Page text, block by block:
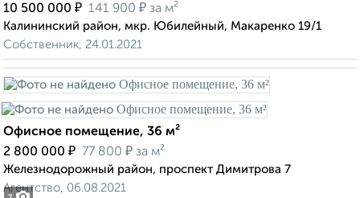
10 500 000 ₽ 141 900 ₽ за м²
Калининский район, мкр. Юбилейный, Макаренко 19/1
Собственник, 24.01.2021
Офисное помещение, 36 м²
2 800 000 ₽ 77 800 ₽ за м²
Железнодорожный район, проспект Димитрова 7
Агентство, 06.08.2021